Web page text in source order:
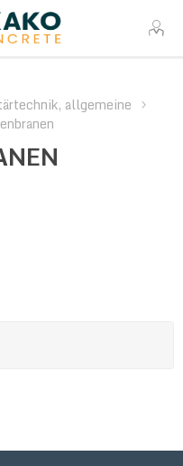
allgemeine